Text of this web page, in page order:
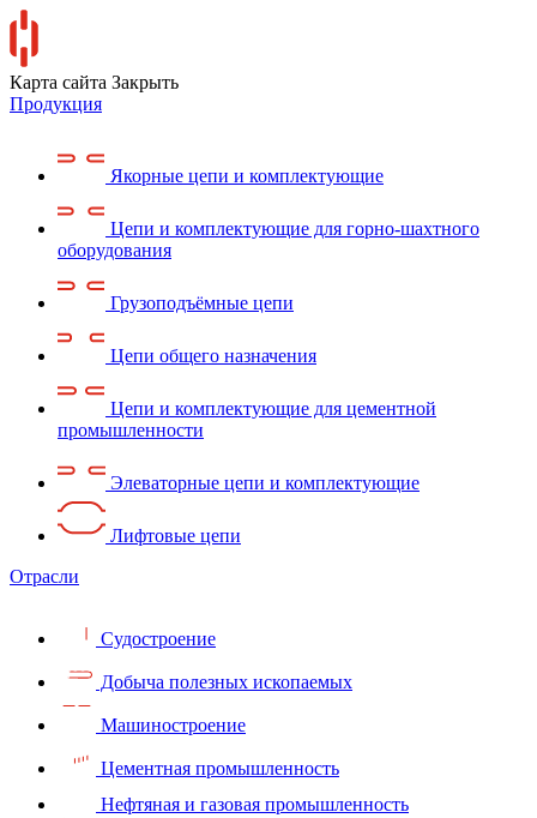
Карта сайта Закрыть
Продукция
Якорные цепи и комплектующие
Цепи и комплектующие для горно-шахтного
оборудования
Грузоподъёмные цепи
Цепи общего назначения
Цепи и комплектующие для цементной
промышленности
Элеваторные цепи и комплектующие
Лифтовые цепи
Отрасли
Судостроение
Добыча полезных ископаемых
Машиностроение
Цементная промышленность
Нефтяная и газовая промышленность